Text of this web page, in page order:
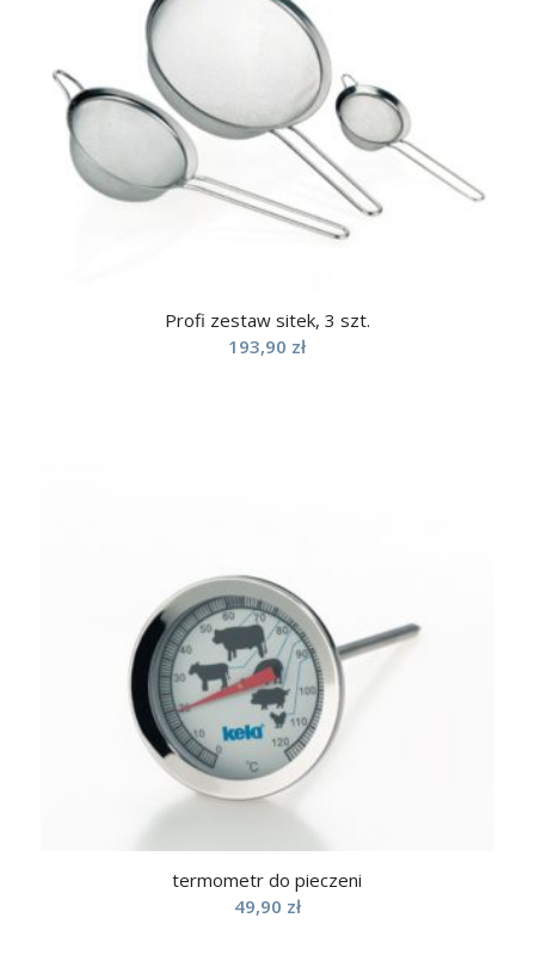
Profi zestaw sitek, 3 szt.
193,90 zł
termometr do pieczeni
49,90 zł